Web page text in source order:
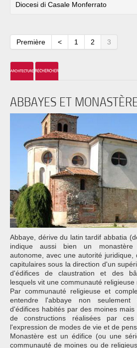
Diocesi di Casale Monferrato
Première < 1 2 3
ABBAYES ET
Abbaye, dérive du latin tardif abbatia
indique aussi bien un
autonome, avec une autorité juridique,
capitulaires sous la direction d'un
d'édifices de claustration et des
lesquels vit une communauté religieuse
Par communauté religieuse et
entendre l'abbaye non seulement
d'édifices habités par des moines
de constructions réalisées par
l'expression de modes de vie et de
Monastère est un édifice (ou une
communauté de moines ou de